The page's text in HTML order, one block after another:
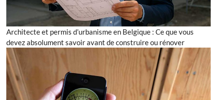
Architecte et permis d’urbanisme en Belgique : Ce que vous
devez absolument savoir avant de construire ou rénover